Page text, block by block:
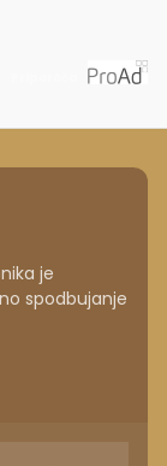
je
spodbujanje